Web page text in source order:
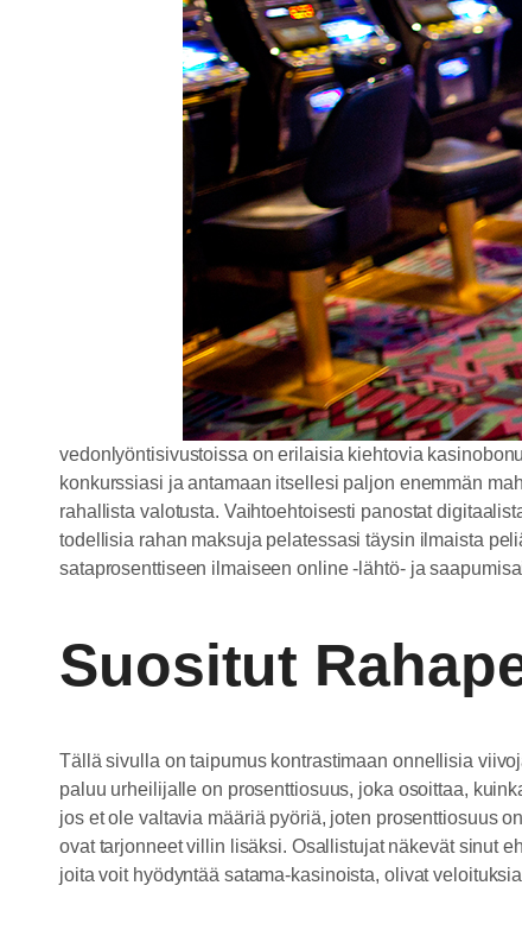
vedonlyöntisivustoissa on erilaisia ​​kiehtovia
konkurssiasi ja antamaan itsellesi paljon enemmän
rahallista valotusta. Vaihtoehtoisesti panostat
todellisia rahan maksuja pelatessasi täysin ilmaista
sataprosenttiseen ilmaiseen online -lähtö- ja
Suositut
Tällä sivulla on taipumus kontrastimaan onnellisia
paluu urheilijalle on prosenttiosuus, joka osoittaa,
jos et ole valtavia määriä pyöriä, joten prosenttiosuus
ovat tarjonneet villin lisäksi. Osallistujat näkevät sinut
joita voit hyödyntää satama-kasinoista, olivat